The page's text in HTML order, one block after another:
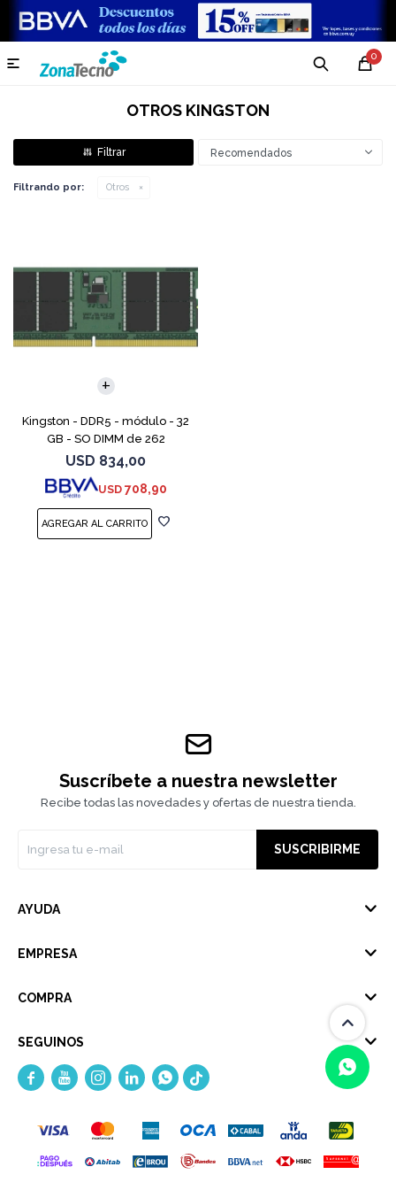
0

OTROS KINGSTON
Recomendados
Filtrando por: Otros
Kingston - DDR5 - módulo - 32
GB - SO DIMM de 262
contactos - 5600 MT/s / PC5-
44800 - CL46 - 1.1 V - sin
búfer - no ECC
USD 834,00
USD 708,90
Suscríbete a nuestra newsletter
Recibe todas las novedades y ofertas de nuestra tienda.
SUSCRIBIRME
AYUDA
EMPRESA
COMPRA
SEGUINOS
    